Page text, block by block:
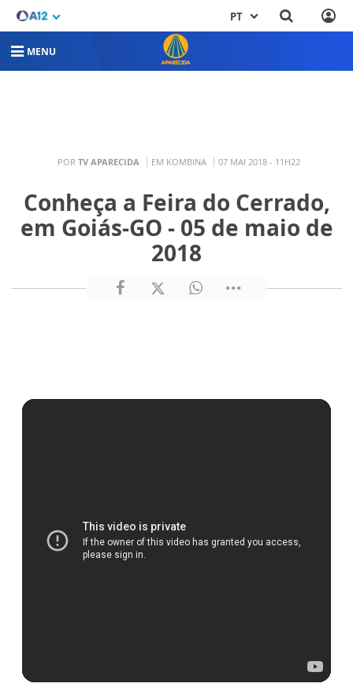
PT
MENU
POR TV APARECIDA EM KOMBINA 07 MAI 2018 - 11H22
Conheça a Feira do Cerrado,
em Goiás-GO - 05 de maio de
2018